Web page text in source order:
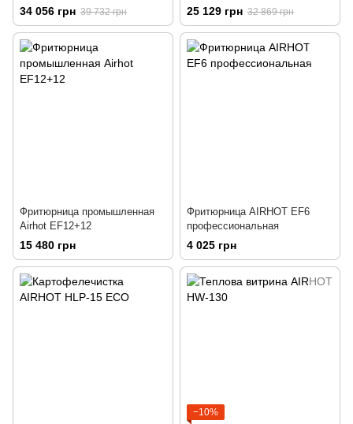
34 056 грн 39 732 грн 25 129 грн 32 869 грн
Фритюрница промышленная
Airhot EF12+12
15 480 грн
Фритюрница AIRHOT EF6
профессиональная
4 025 грн
−10%